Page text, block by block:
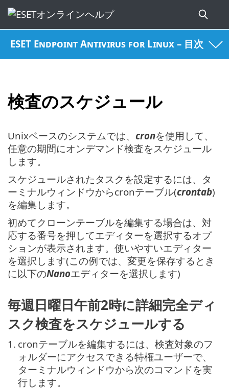
ESET Endpoint Antivirus for Linux – 目次
検査のスケジュール
Unixベースのシステムでは、 cronを使用して、
任意の期間にオンデマンド検査をスケジュール
します。
スケジュールされたタスクを設定するには、タ
ーミナルウィンドウからcronテーブル(crontab)
を編集します。
初めてクローンテーブルを編集する場合は、対
応する番号を押してエディターを選択するオプ
ションが表示されます。使いやすいエディター
を選択します(この例では、変更を保存するとき
に以下のNanoエディターを選択します)
毎週日曜日午前2時に詳細完全ディ
スク検査をスケジュールする
1. cronテーブルを編集するには、検査対象のフ
ォルダーにアクセスできる特権ユーザーで、
ターミナルウィンドウから次のコマンドを実
行します。